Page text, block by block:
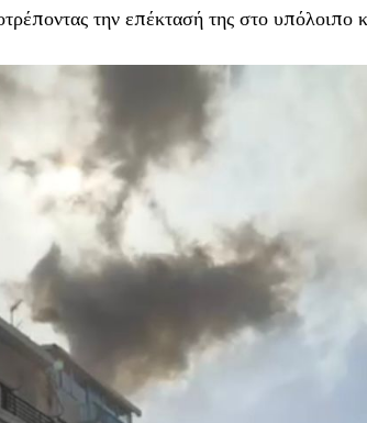
την επέκτασή της στο υπόλοιπο